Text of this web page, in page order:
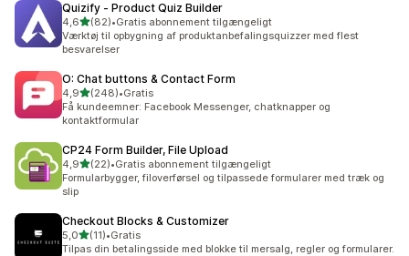
Quizify ‑ Product Quiz Builder
4,6ud af 5 stjerner
(82)
82 anmeldelser i alt
•Gratis abonnement tilgængeligt
Værktøj til opbygning af produktanbefalingsquizzer med flest
besvarelser
O: Chat buttons & Contact Form
4,9ud af 5 stjerner
(248)
248 anmeldelser i alt
•Gratis
Få kundeemner: Facebook Messenger, chatknapper og
kontaktformular
CP24 Form Builder, File Upload
4,9ud af 5 stjerner
(22)
22 anmeldelser i alt
•Gratis abonnement tilgængeligt
Formularbygger, filoverførsel og tilpassede formularer med træk og
slip
Checkout Blocks & Customizer
5,0ud af 5 stjerner
(11)
11 anmeldelser i alt
•Gratis
Tilpas din betalingsside med blokke til mersalg, regler og formularer.